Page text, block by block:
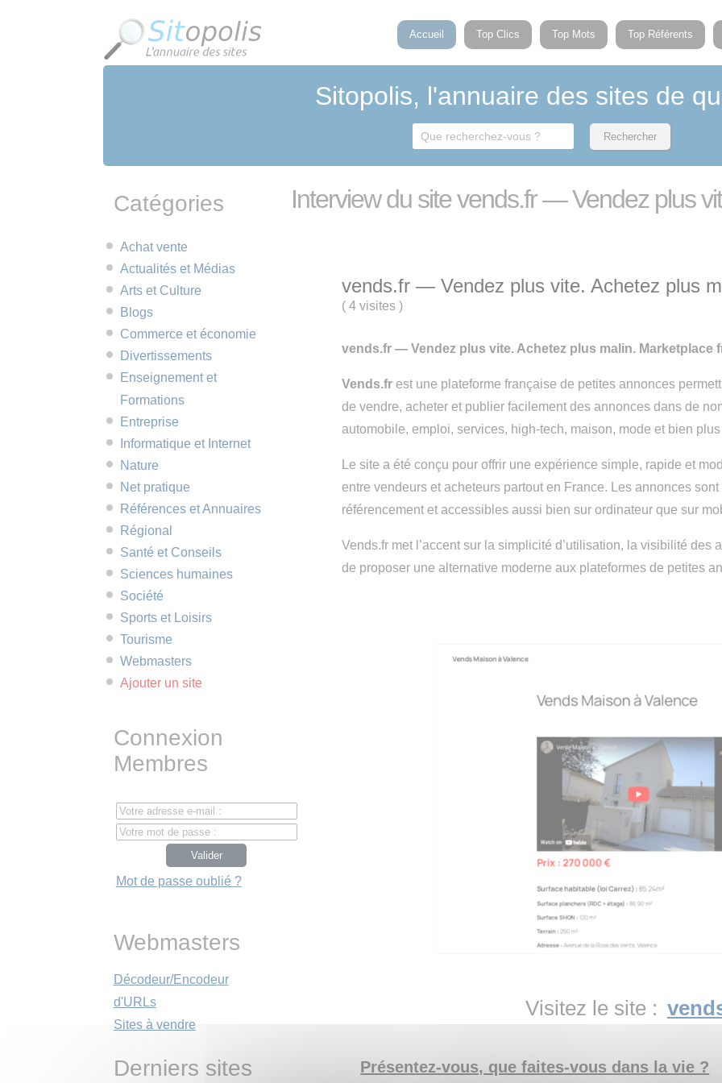
Accueil Top Clics Top Mots Top Référents
Sitopolis, l'annuaire des sites de
Interview du site vends.fr — Vendez plus
vends.fr — Vendez plus vite. Achetez plus
( 4 visites)
vends.fr — Vendez plus vite. Achetez plus malin. Marketplace
Vends.frest une plateforme française de petites annonces
de vendre, acheter et publier facilement des annonces dans de
automobile, emploi, services, high-tech, maison, mode et bien
Le site a été conçu pour offrir une expérience simple, rapide et
entre vendeurs et acheteurs partout en France. Les annonces
référencement et accessibles aussi bien sur ordinateur que sur
Vends.fr met l’accent sur la simplicité d’utilisation, la visibilité
de proposer une alternative moderne aux plateformes de petites
Visitez le site :
Présentez-vous, que faites-vous dans la vie ?
Catégories
Achat vente
Actualités et Médias
Arts et Culture
Blogs
Commerce et économie
Divertissements
Enseignement et
Formations
Entreprise
Informatique et Internet
Nature
Net pratique
Références et Annuaires
Régional
Santé et Conseils
Sciences humaines
Société
Sports et Loisirs
Tourisme
Webmasters
Ajouter un site
Connexion
Membres
Mot de passe oublié ?
Webmasters
Décodeur/Encodeur
d'URLs
Sites à vendre
Derniers sites